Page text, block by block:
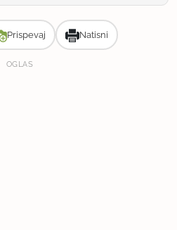
Prispevaj Natisni
OGLAS